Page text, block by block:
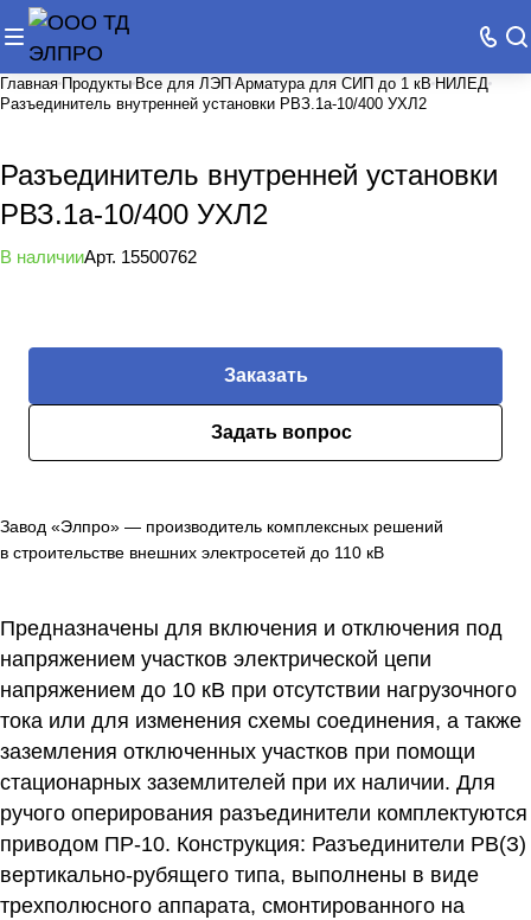
Главная Продукты Все для ЛЭП Арматура для СИП до 1 кВ НИЛЕД
Разъединитель внутренней установки РВЗ.1а-10/400 УХЛ2
Разъединитель внутренней установки
РВЗ.1а-10/400 УХЛ2
В наличииАрт. 15500762
Заказать
Задать вопрос
Завод «Элпро» — производитель комплексных решений
в строительстве внешних электросетей до 110 кВ
Предназначены для включения и отключения под
напряжением участков электрической цепи
напряжением до 10 кВ при отсутствии нагрузочного
тока или для изменения схемы соединения, а также
заземления отключенных участков при помощи
стационарных заземлителей при их наличии. Для
ручого оперирования разъединители комплектуются
приводом ПР-10. Конструкция: Разъединители РВ(З)
вертикально-рубящего типа, выполнены в виде
трехполюсного аппарата, смонтированного на